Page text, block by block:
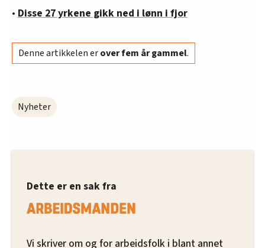
• Disse 27 yrkene gikk ned i lønn i fjor
Denne artikkelen erover fem år gammel.
Nyheter
Dette er en sak fra
Vi skriver om og for arbeidsfolk i blant annet